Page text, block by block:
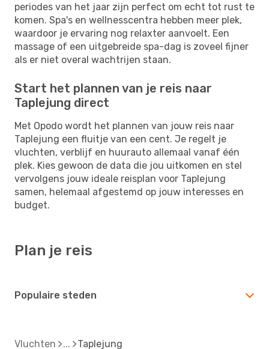
periodes van het jaar zijn perfect om echt tot rust te
komen. Spa's en wellnesscentra hebben meer plek,
waardoor je ervaring nog relaxter aanvoelt. Een
massage of een uitgebreide spa-dag is zoveel fijner
als er niet overal wachtrijen staan.
Start het plannen van je reis naar
Taplejung direct
Met Opodo wordt het plannen van jouw reis naar
Taplejung een fluitje van een cent. Je regelt je
vluchten, verblijf en huurauto allemaal vanaf één
plek. Kies gewoon de data die jou uitkomen en stel
vervolgens jouw ideale reisplan voor Taplejung
samen, helemaal afgestemd op jouw interesses en
budget.
Plan je reis
Populaire steden
Vluchten Taplejung